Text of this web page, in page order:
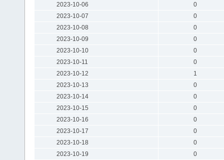
2023-10-06
0
2023-10-07
0
2023-10-08
0
2023-10-09
0
2023-10-10
0
2023-10-11
0
2023-10-12
1
2023-10-13
0
2023-10-14
0
2023-10-15
0
2023-10-16
0
2023-10-17
0
2023-10-18
0
2023-10-19
0